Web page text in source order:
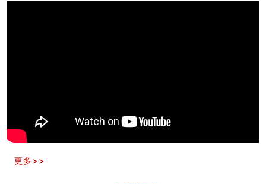
预测开店怎么样
口相與命運
六爻測住宅風水 (五)
一篇文章解答八字命理所有困惑
汽车风水
更多>>